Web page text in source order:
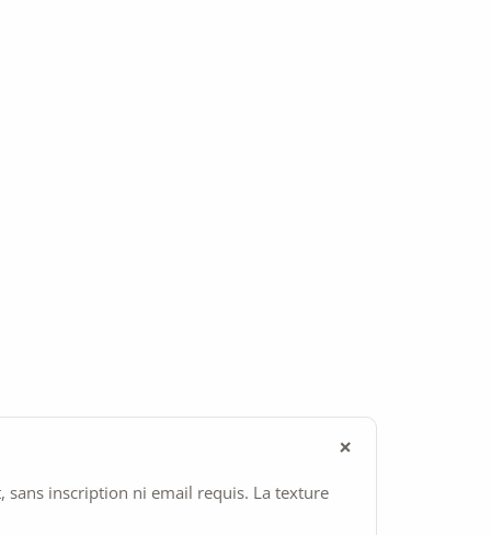
sans inscription ni email requis. La texture